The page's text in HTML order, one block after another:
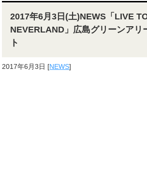
2017年6月3日(土)NEWS「LIVE
NEVERLAND」広島グリーンアリ
ト
2017年6月3日 [NEWS]